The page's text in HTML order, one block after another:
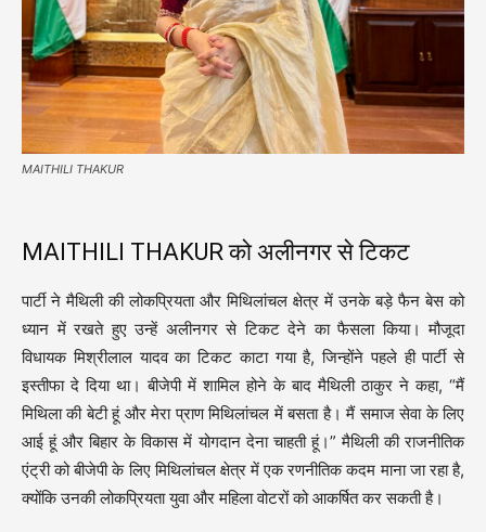
MAITHILI THAKUR
MAITHILI THAKUR को अलीनगर से टिकट
पार्टी ने मैथिली की लोकप्रियता और मिथिलांचल क्षेत्र में उनके बड़े फैन बेस को
ध्यान में रखते हुए उन्हें अलीनगर से टिकट देने का फैसला किया। मौजूदा
विधायक मिश्रीलाल यादव का टिकट काटा गया है, जिन्होंने पहले ही पार्टी से
इस्तीफा दे दिया था। बीजेपी में शामिल होने के बाद मैथिली ठाकुर ने कहा, “मैं
मिथिला की बेटी हूं और मेरा प्राण मिथिलांचल में बसता है। मैं समाज सेवा के लिए
आई हूं और बिहार के विकास में योगदान देना चाहती हूं।” मैथिली की राजनीतिक
एंट्री को बीजेपी के लिए मिथिलांचल क्षेत्र में एक रणनीतिक कदम माना जा रहा है,
क्योंकि उनकी लोकप्रियता युवा और महिला वोटरों को आकर्षित कर सकती है।